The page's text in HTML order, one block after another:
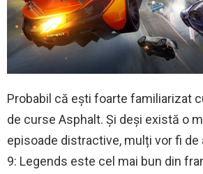
Probabil că ești foarte familiarizat
de curse Asphalt. Și deși există o
episoade distractive, mulți vor fi de
9: Legends este cel mai bun din